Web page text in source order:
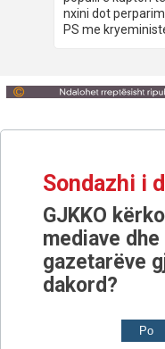
nxini dot
PS me
Sondazhi i
GJKKO
mediave
gazetarëve
dakord?
Po